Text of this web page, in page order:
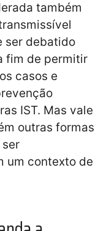
também
ser debatido
fim de permitir
casos e
IST. Mas vale
outras formas
um contexto de